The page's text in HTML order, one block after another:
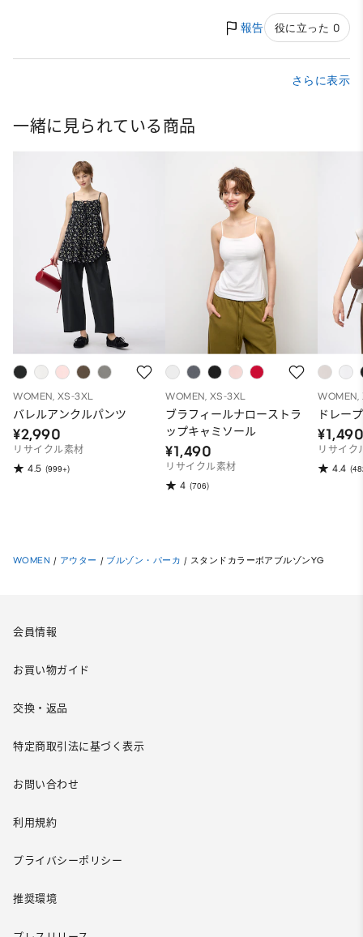
報告 役に立った 0
さらに表示
一緒に見られている商品
WOMEN, XS-3XL
バレルアンクルパンツ
¥2,990
リサイクル素材
4.5 (999+)
WOMEN, XS-3XL
ブラフィールナローストラ
ップキャミソール
¥1,490
リサイクル素材
4 (706)
WOMEN,
ドレー
リサイク
4.4
WOMEN / アウター / ブルゾン・パーカ / スタンドカラーボアブルゾンYG
会員情報
お買い物ガイド
交換・返品
特定商取引法に基づく表示
お問い合わせ
利用規約
プライバシーポリシー
推奨環境